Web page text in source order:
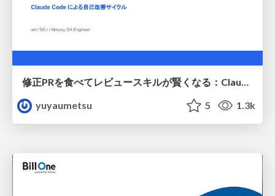
修正PRを食べてレビュースキルが賢くなる：Claude Codeによる自己改善サイクル
yuyaumetsu
5 1.3k